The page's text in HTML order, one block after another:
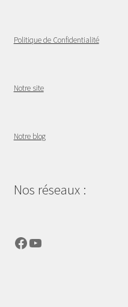
Politique de Confidentialité
Notre site
Notre blog
Nos réseaux :